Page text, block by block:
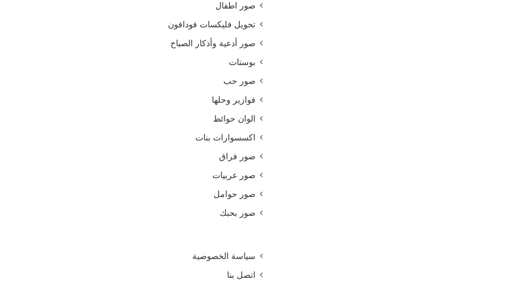
صور اطفال
تحويل فليكسات فودافون
صور أدعية وأذكار الصباح
بوستات
صور حب
فوازير وحلها
الوان حوائط
اكسسوارات بنات
صور فراق
صور عربيات
صور حوامل
صور بحبك
سياسة الخصوصية
اتصل بنا